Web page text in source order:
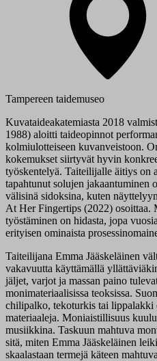
Tampereen taidemuseo
Kuvataideakatemiasta 2018
1988) aloitti taideopinnot
kolmiulotteiseen kuvanveistoon.
kokemukset siirtyvät hyvin
työskentelyä. Taiteilijalle äitiys on
tapahtunut solujen jakaantuminen
välisinä sidoksina, kuten
At Her Fingertips (2022) osoittaa.
työstäminen on hidasta, jopa
erityisen ominaista
Taiteilijana Emma Jääskeläinen
vakavuutta käyttämällä
jäljet, varjot ja massan paino
monimateriaalisissa teoksissa.
chilipalko, tekoturkis tai lippalakki
materiaaleja. Moniaistillisuus
musiikkina. Taskuun mahtuva
sitä, miten Emma Jääskeläinen
skaalastaan termejä käteen